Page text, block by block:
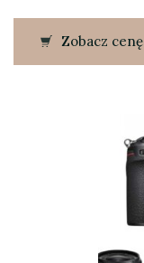
Zobacz cenę